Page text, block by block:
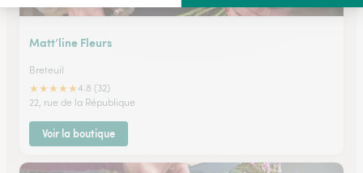
Matt’line Fleurs
Breteuil
★★★★★4.8 (32)
22, rue de la République
Voir la boutique